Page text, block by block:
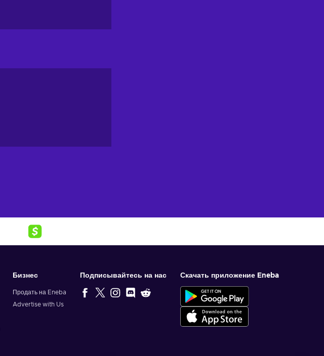
Бизнес
Продать на Eneba
Advertise with Us
Подписывайтесь на нас Скачать приложение Eneba